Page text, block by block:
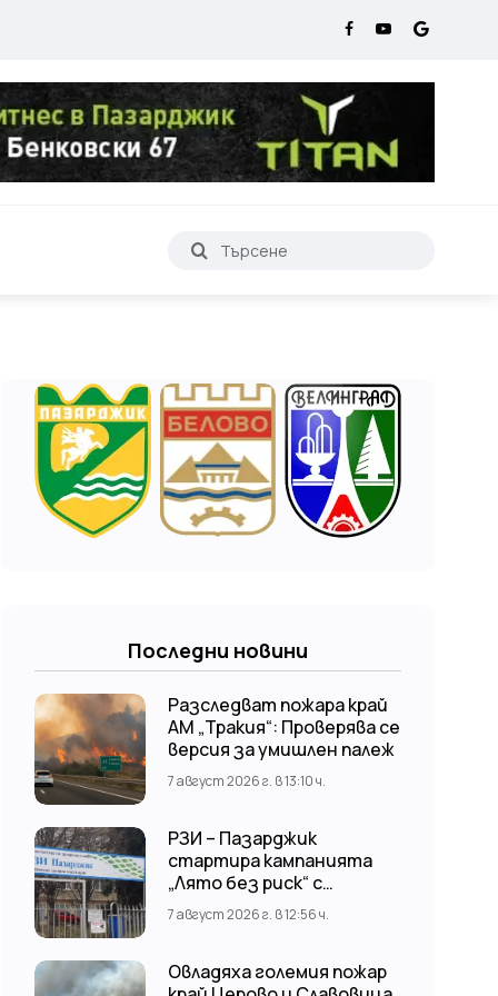
Последни новини
Разследват пожара край
АМ „Тракия“: Проверява се
версия за умишлен палеж
7 август 2026 г. в 13:10 ч.
РЗИ – Пазарджик
стартира кампанията
„Лято без риск“ с
безплатни и анонимни
изследвания за ХИВ
7 август 2026 г. в 12:56 ч.
Овладяха големия пожар